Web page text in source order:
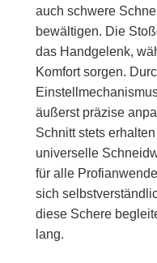
auch schwere
bewältigen. Die
das Handgelenk,
Komfort sorgen.
äußerst präzise
Schnitt stets
universelle
für alle
sich
diese Schere
lang.